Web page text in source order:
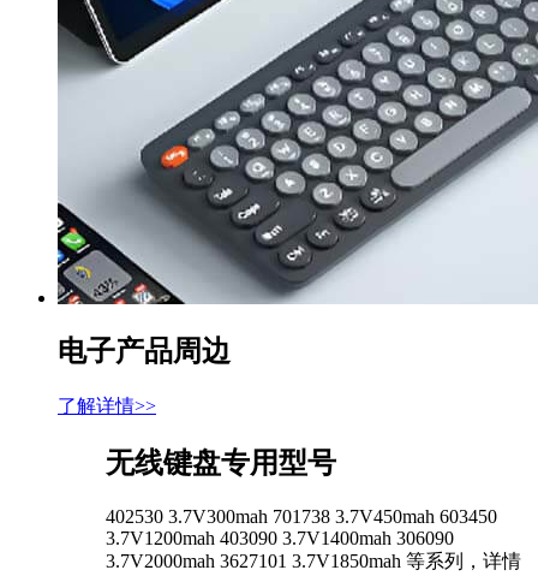
电子产品周边
了解详情>>
无线键盘专用型号
402530 3.7V300mah 701738 3.7V450mah 603450
3.7V1200mah 403090 3.7V1400mah 306090
3.7V2000mah 3627101 3.7V1850mah 等系列，详情